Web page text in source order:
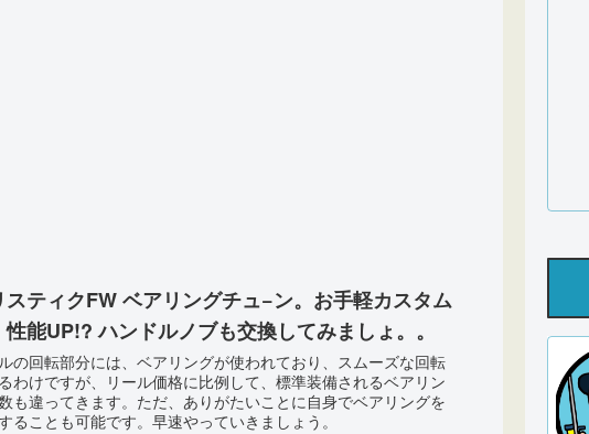
スティクFW ベアリングチュ−ン。お手軽カスタム
性能UP!? ハンドルノブも交換してみましょ。。
の回転部分には、ベアリングが使われており、スムーズな回転
わけですが、リール価格に比例して、標準装備されるベアリン
も違ってきます。ただ、ありがたいことに自身でベアリングを
ることも可能です。早速やっていきましょう。